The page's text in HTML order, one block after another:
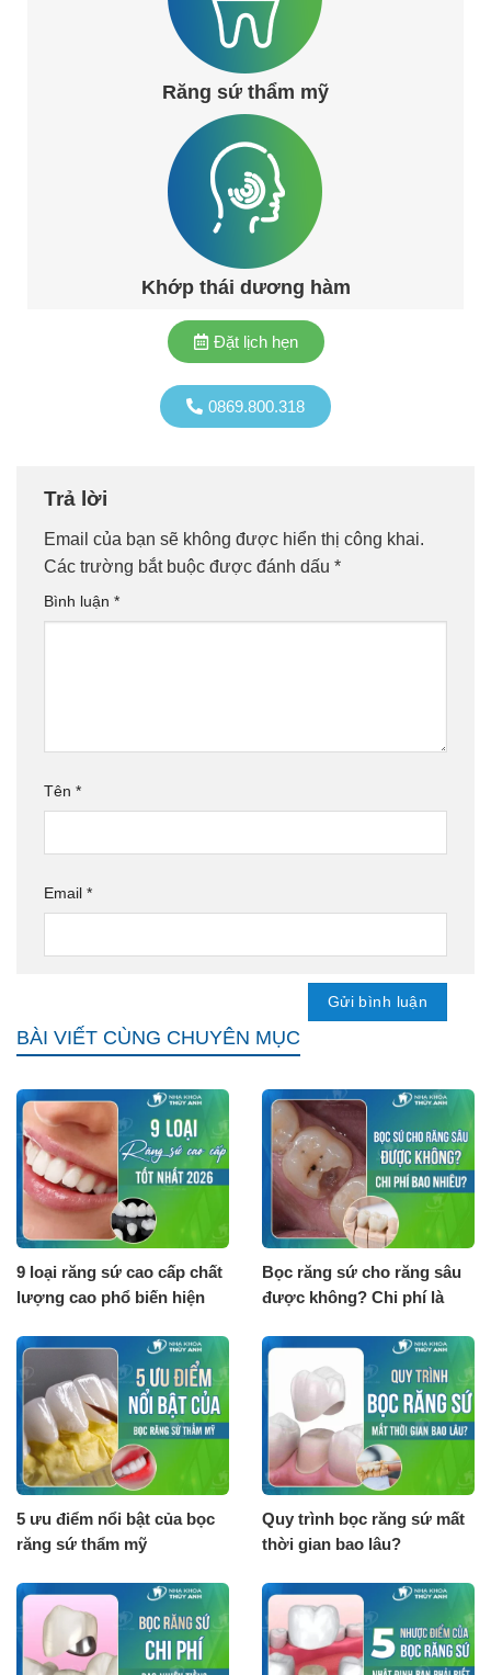
Răng sứ thẩm mỹ
Khớp thái dương hàm
0869.800.318
Đặt lịch hẹn
Trả lời
Email của bạn sẽ không được hiển thị công khai.
Các trường bắt buộc được đánh dấu *
Bình luận *
Tên *
Email *
BÀI VIẾT CÙNG CHUYÊN MỤC
9 loại răng sứ cao cấp chất
lượng cao phổ biến hiện
Bọc răng sứ cho răng sâu
được không? Chi phí là
5 ưu điểm nổi bật của bọc
răng sứ thẩm mỹ
Quy trình bọc răng sứ mất
thời gian bao lâu?